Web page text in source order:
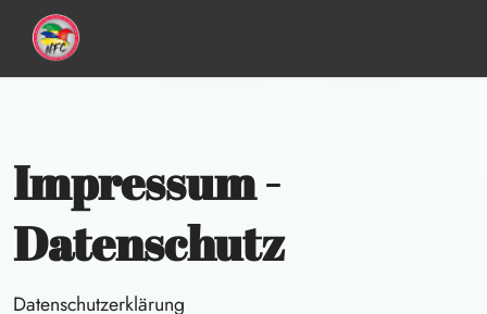
Impressum -
Datenschutz
Datenschutzerklärung